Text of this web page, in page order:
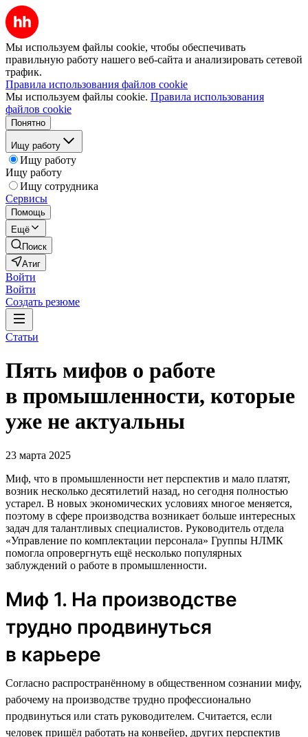
Мы используем файлы cookie, чтобы обеспечивать
правильную работу нашего веб-сайта и анализировать сетевой
трафик.
Правила использования файлов cookie
Мы используем файлы cookie. Правила использования
файлов cookie
Понятно
Ищу работу
Ищу работу
Ищу работу
Ищу сотрудника
Сервисы
Помощь
Ещё
Поиск
Атиг
Войти
Войти
Создать резюме
Статьи
Пять мифов о работе
в промышленности, которые
уже не актуальны
23 марта 2025
Миф, что в промышленности нет перспектив и мало платят,
возник несколько десятилетий назад, но сегодня полностью
устарел. В новых экономических условиях многое меняется,
поэтому в сфере производства возникает больше интересных
задач для талантливых специалистов. Руководитель отдела
«Управление по комплектации персонала» Группы НЛМК
помогла опровергнуть ещё несколько популярных
заблуждений о работе в промышленности.
Миф 1. На производстве
трудно продвинуться
в карьере
Согласно распространённому в общественном сознании мифу,
рабочему на производстве трудно профессионально
продвинуться или стать руководителем. Считается, если
человек пришёл работать на конвейер, других перспектив